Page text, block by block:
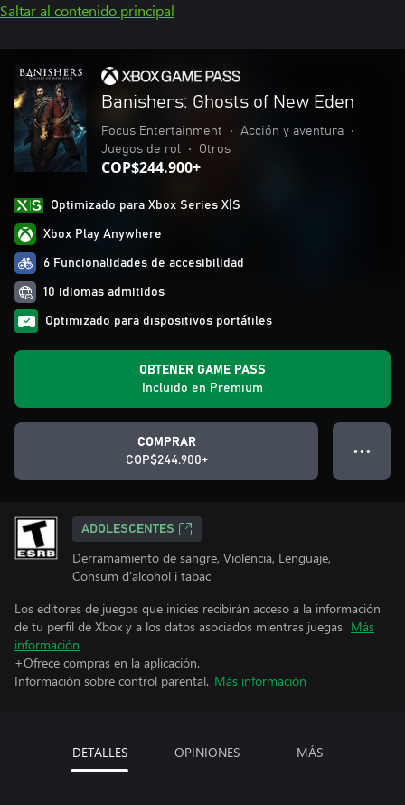
Saltar al contenido principal
Banishers: Ghosts of New Eden
Focus Entertainment • Acción y aventura
•
Juegos de rol
• Otros
COP$244.900+
Optimizado para Xbox Series X|S
Xbox Play Anywhere
6 Funcionalidades de accesibilidad
10 idiomas admitidos
Optimizado para dispositivos portátiles
OBTENER GAME PASS
Incluido en Premium
COMPRAR
COP$244.900+
● ● ●
ADOLESCENTES
Derramamiento de sangre, Violencia, Lenguaje,
Consum d'alcohol i tabac
Los editores de juegos que inicies recibirán acceso a la información
de tu perfil de Xbox y a los datos asociados mientras juegas. Más
información
+Ofrece compras en la aplicación.
Información sobre control parental. Más información
DETALLES OPINIONES MÁS